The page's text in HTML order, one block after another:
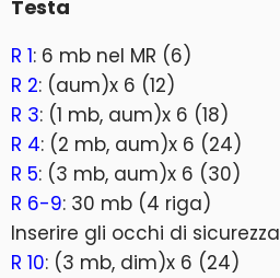
Testa
R 1: 6 mb nel MR (6)
R 2: (aum)x 6 (12)
R 3: (1 mb, aum)x 6 (18)
R 4: (2 mb, aum)x 6 (24)
R 5: (3 mb, aum)x 6 (30)
R 6-9: 30 mb (4 riga)
Inserire gli occhi di sicurezza
R 10: (3 mb, dim)x 6 (24)